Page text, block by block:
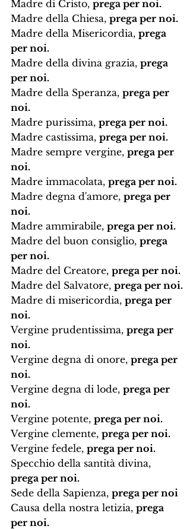
Madre di Cristo, prega per noi.
Madre della Chiesa, prega per noi.
Madre della Misericordia, prega
per noi.
Madre della divina grazia, prega
per noi.
Madre della Speranza, prega per
noi.
Madre purissima, prega per noi.
Madre castissima, prega per noi.
Madre sempre vergine, prega per
noi.
Madre immacolata, prega per noi.
Madre degna d'amore, prega per
noi.
Madre ammirabile, prega per noi.
Madre del buon consiglio, prega
per noi.
Madre del Creatore, prega per noi.
Madre del Salvatore, prega per noi.
Madre di misericordia, prega per
noi.
Vergine prudentissima, prega per
noi.
Vergine degna di onore, prega per
noi.
Vergine degna di lode, prega per
noi.
Vergine potente, prega per noi.
Vergine clemente, prega per noi.
Vergine fedele, prega per noi.
Specchio della santità divina,
prega per noi.
Sede della Sapienza, prega per noi
Causa della nostra letizia, prega
per noi.